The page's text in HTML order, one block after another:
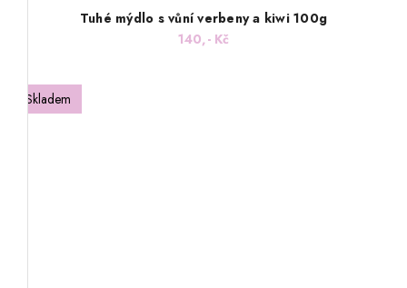
Tuhé mýdlo s vůní verbeny a kiwi 100g
140,- Kč
Skladem